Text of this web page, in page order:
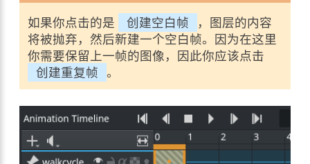
如果你点击的是 创建空白帧
，图层的内容
将被抛弃，然后新建一个空白帧。因为在这里
你需要保留上一帧的图像，因此你应该点击
创建重复帧
。